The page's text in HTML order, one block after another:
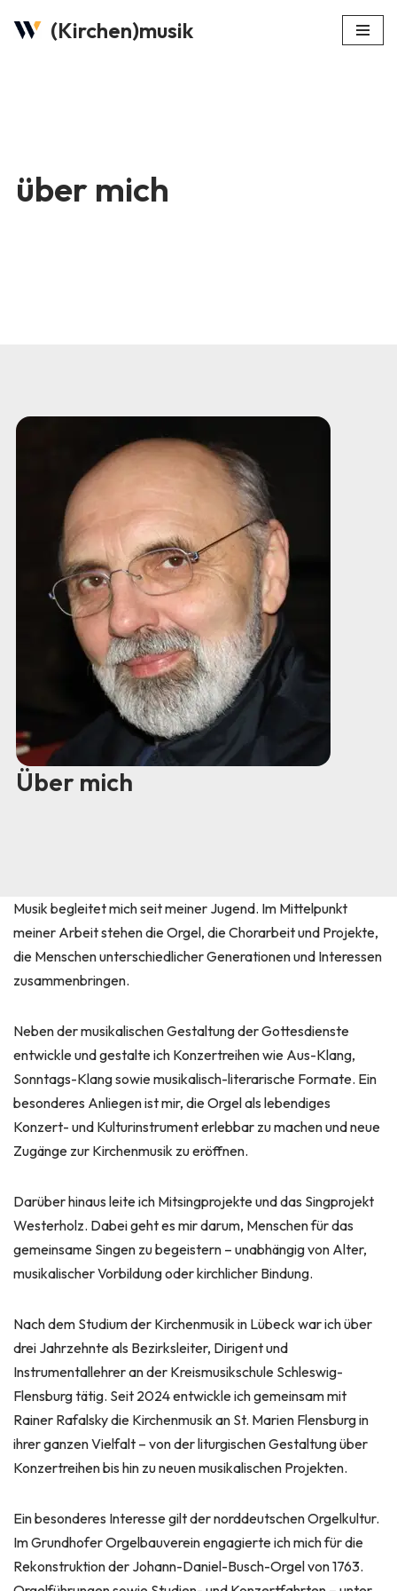
(Kirchen)musik
über mich
Über mich
Musik begleitet mich seit meiner Jugend. Im Mittelpunkt
meiner Arbeit stehen die Orgel, die Chorarbeit und Projekte,
die Menschen unterschiedlicher Generationen und Interessen
zusammenbringen.
Neben der musikalischen Gestaltung der Gottesdienste
entwickle und gestalte ich Konzertreihen wie Aus-Klang,
Sonntags-Klang sowie musikalisch-literarische Formate. Ein
besonderes Anliegen ist mir, die Orgel als lebendiges
Konzert- und Kulturinstrument erlebbar zu machen und neue
Zugänge zur Kirchenmusik zu eröffnen.
Darüber hinaus leite ich Mitsingprojekte und das Singprojekt
Westerholz. Dabei geht es mir darum, Menschen für das
gemeinsame Singen zu begeistern – unabhängig von Alter,
musikalischer Vorbildung oder kirchlicher Bindung.
Nach dem Studium der Kirchenmusik in Lübeck war ich über
drei Jahrzehnte als Bezirksleiter, Dirigent und
Instrumentallehrer an der Kreismusikschule Schleswig-
Flensburg tätig. Seit 2024 entwickle ich gemeinsam mit
Rainer Rafalsky die Kirchenmusik an St. Marien Flensburg in
ihrer ganzen Vielfalt – von der liturgischen Gestaltung über
Konzertreihen bis hin zu neuen musikalischen Projekten.
Ein besonderes Interesse gilt der norddeutschen Orgelkultur.
Im Grundhofer Orgelbauverein engagierte ich mich für die
Rekonstruktion der Johann-Daniel-Busch-Orgel von 1763.